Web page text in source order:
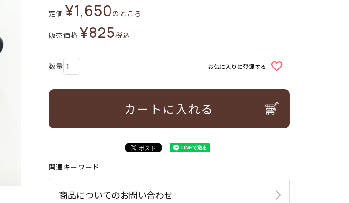
定価 ¥1,650 のところ
販売価格 ¥825税込
お気に入りに登録する
カートに入れる
関連キーワード
商品についてのお問い合わせ